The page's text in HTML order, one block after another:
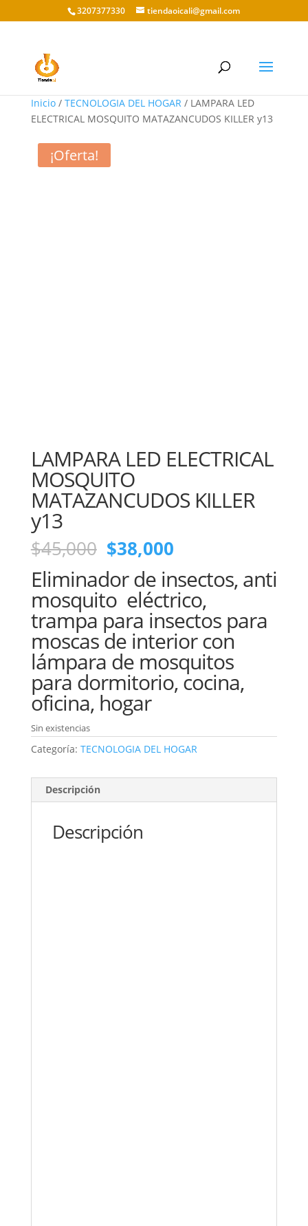
3207377330 tiendaoicali@gmail.com
Inicio/ TECNOLOGIA DEL HOGAR/ LAMPARA LED
ELECTRICAL MOSQUITO MATAZANCUDOS KILLER y13
¡Oferta!
LAMPARA LED ELECTRICAL
MOSQUITO
MATAZANCUDOS KILLER
y13
$45,000 El
precio
original
era:
$45,000.
$38,000El
actual
es:
$38,000.
Eliminador de insectos, anti
mosquito eléctrico,
trampa para insectos para
moscas de interior con
lámpara de mosquitos
para dormitorio, cocina,
oficina, hogar
Sin existencias
Categoría: TECNOLOGIA DEL HOGAR
Descripción
Descripción